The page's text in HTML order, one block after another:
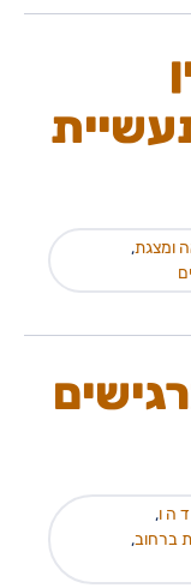
ומצגת,
ה ו,
ברחוב,